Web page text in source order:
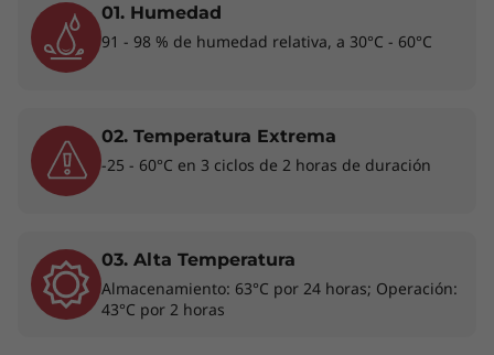
Rendimiento sin conexión
La laptop desmontable con la tecnología de los
01. Humedad
91 - 98 % de humedad relativa, a 30°C - 60°C
02. Temperatura Extrema
-25 - 60°C en 3 ciclos de 2 horas de duración
03. Alta Temperatura
Almacenamiento: 63°C por 24 horas; Operación:
43°C por 2 horas